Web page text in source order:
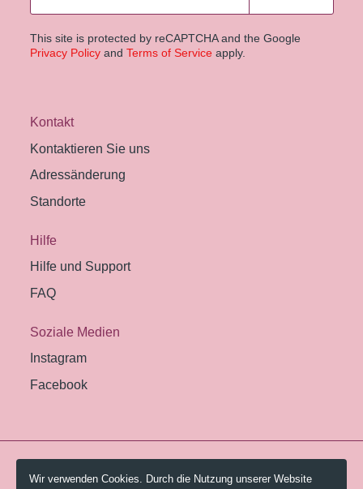
This site is protected by reCAPTCHA and the Google
Privacy Policyand Terms of Service apply.
Kontakt
Kontaktieren Sie uns
Adressänderung
Standorte
Hilfe
Hilfe und Support
FAQ
Soziale Medien
Instagram
Facebook
© 2026 Pestalozzi-Bibliothek Zürich.
Wir verwenden Cookies. Durch die Nutzung unserer Website